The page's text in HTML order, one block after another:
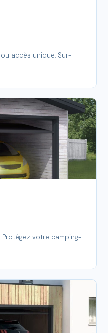
accès unique. Sur-
votre camping-